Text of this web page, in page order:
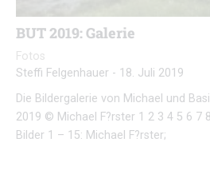
BUT 2019: Galerie
Fotos
Steffi Felgenhauer - 18. Juli 2019
Die Bildergalerie von Michael und
2019 © Michael F?rster 1 2 3 4 5 6 7
Bilder 1 – 15: Michael F?rster;